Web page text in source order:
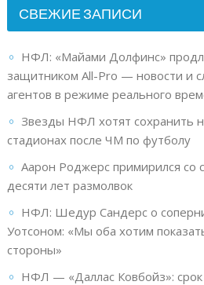
СВЕЖИЕ ЗАПИСИ
НФЛ: «Майами Долфинс»
защитником All-Pro — новости и
агентов в режиме реального
Звезды НФЛ хотят сохранить
стадионах после ЧМ по футболу
Аарон Роджерс примирился со
десяти лет размолвок
НФЛ: Шедур Сандерс о
Уотсоном: «Мы оба хотим
стороны»
НФЛ — «Даллас Ковбойз»: